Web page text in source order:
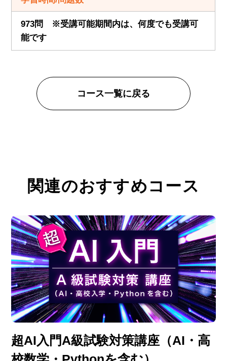
973問 ※受講可能期間内は、何度でも受講可
能です
コース一覧に戻る
関連のおすすめコース
超AI入門A級試験対策講座（AI・高